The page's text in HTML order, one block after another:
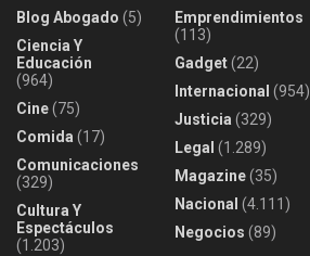
Blog Abogado (5)
Ciencia Y
Educación
(964)
Cine(75)
Comida (17)
Comunicaciones
(329)
Cultura Y
Espectáculos
(1.203)
Emprendimientos
(113)
Gadget(22)
Internacional (954)
Justicia (329)
Legal (1.289)
Magazine(35)
Nacional (4.111)
Negocios (89)